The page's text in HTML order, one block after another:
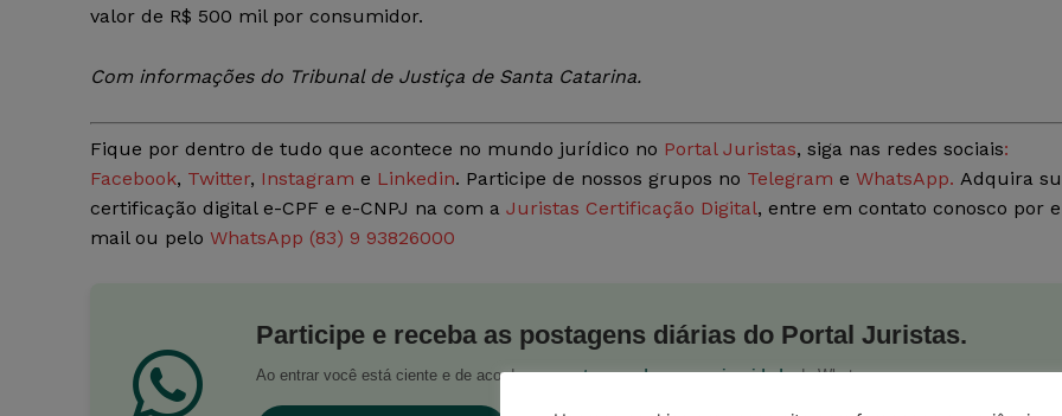
valor de R$ 500 mil por consumidor.
Com informações do Tribunal de Justiça de Santa Catarina.
Fique por dentro de tudo que acontece no mundo jurídico no Portal Juristas, siga nas redes sociais:
Facebook, Twitter, Instagram e Linkedin. Participe de nossos grupos no Telegram e WhatsApp. Adquira
certificação digital e-CPF e e-CNPJ na com a Juristas Certificação Digital, entre em contato conosco por
mail ou pelo WhatsApp (83) 9 93826000
Participe e receba as postagens diárias do Portal Juristas.
Ao entrar você está ciente e de acordo com ostermos de usoeprivacidadedo Whatsapp.